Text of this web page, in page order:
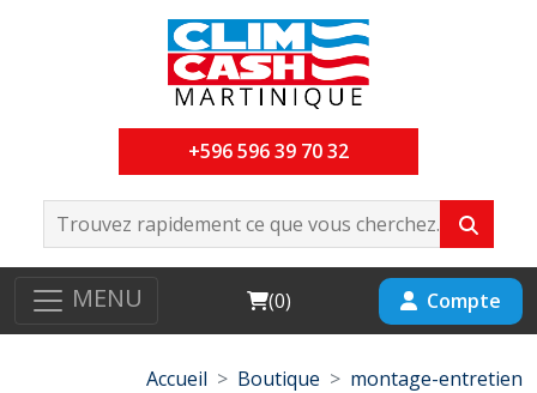
+596 596 39 70 32
MENU Cart
(0) Compte
Accueil Boutique
montage-entretien